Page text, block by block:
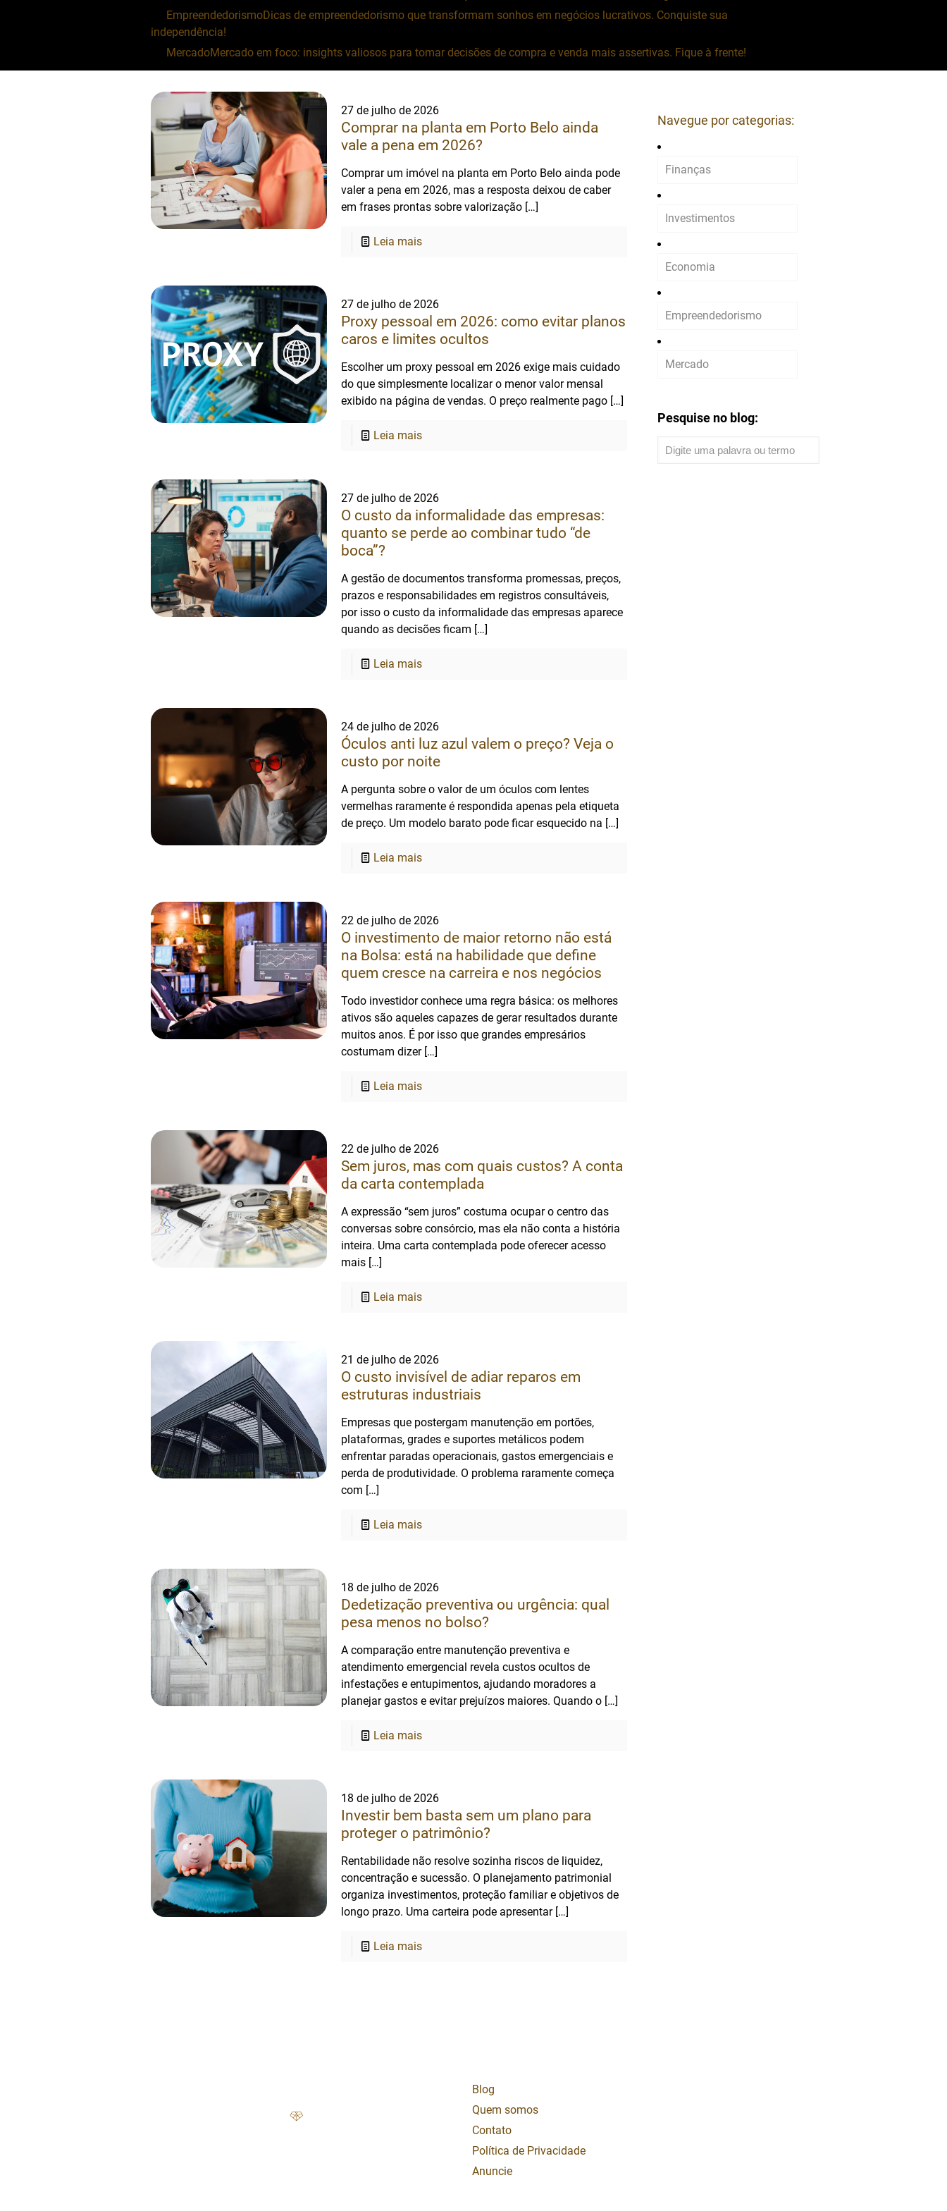
EmpreendedorismoDicas de empreendedorismo que transformam sonhos em negócios lucrativos. Conquiste sua
independência!
MercadoMercado em foco: insights valiosos para tomar decisões de compra e venda mais assertivas. Fique à frente!
✕
27 de julho de 2026
Comprar na planta em Porto Belo ainda
vale a pena em 2026?
Comprar um imóvel na planta em Porto Belo ainda pode
valer a pena em 2026, mas a resposta deixou de caber
em frases prontas sobre valorização […]
Leia mais
27 de julho de 2026
Proxy pessoal em 2026: como evitar planos
caros e limites ocultos
Escolher um proxy pessoal em 2026 exige mais cuidado
do que simplesmente localizar o menor valor mensal
exibido na página de vendas. O preço realmente pago […]
Leia mais
27 de julho de 2026
O custo da informalidade das empresas:
quanto se perde ao combinar tudo “de
boca”?
A gestão de documentos transforma promessas, preços,
prazos e responsabilidades em registros consultáveis,
por isso o custo da informalidade das empresas aparece
quando as decisões ficam […]
Leia mais
24 de julho de 2026
Óculos anti luz azul valem o preço? Veja o
custo por noite
A pergunta sobre o valor de um óculos com lentes
vermelhas raramente é respondida apenas pela etiqueta
de preço. Um modelo barato pode ficar esquecido na […]
Leia mais
22 de julho de 2026
O investimento de maior retorno não está
na Bolsa: está na habilidade que define
quem cresce na carreira e nos negócios
Todo investidor conhece uma regra básica: os melhores
ativos são aqueles capazes de gerar resultados durante
muitos anos. É por isso que grandes empresários
costumam dizer[…]
Leia mais
22 de julho de 2026
Sem juros, mas com quais custos? A conta
da carta contemplada
A expressão “sem juros” costuma ocupar o centro das
conversas sobre consórcio, mas ela não conta a história
inteira. Uma carta contemplada pode oferecer acesso
mais […]
Leia mais
21 de julho de 2026
O custo invisível de adiar reparos em
estruturas industriais
Empresas que postergam manutenção em portões,
plataformas, grades e suportes metálicos podem
enfrentar paradas operacionais, gastos emergenciais e
perda de produtividade. O problema raramente começa
com […]
Leia mais
18 de julho de 2026
Dedetização preventiva ou urgência: qual
pesa menos no bolso?
A comparação entre manutenção preventiva e
atendimento emergencial revela custos ocultos de
infestações e entupimentos, ajudando moradores a
planejar gastos e evitar prejuízos maiores. Quando o […]
Leia mais
18 de julho de 2026
Investir bem basta sem um plano para
proteger o patrimônio?
Rentabilidade não resolve sozinha riscos de liquidez,
concentração e sucessão. O planejamento patrimonial
organiza investimentos, proteção familiar e objetivos de
longo prazo. Uma carteira pode apresentar[…]
Leia mais
Navegue por categorias:
Finanças
Investimentos
Economia
Empreendedorismo
Mercado
Pesquise no blog:
Blog
Quem somos
Contato
Política de Privacidade
Anuncie